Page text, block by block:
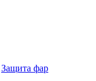
Защита фар